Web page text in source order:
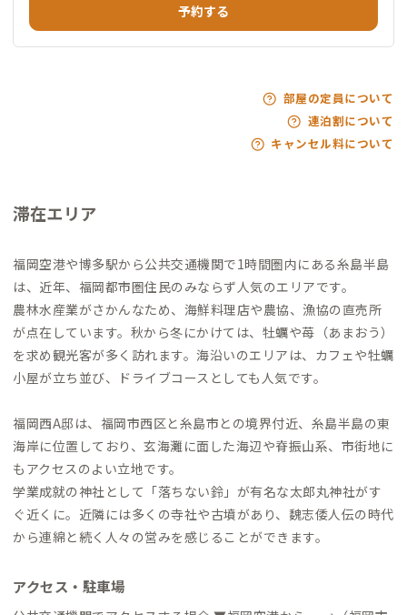
予約する
部屋の定員について
連泊割について
キャンセル料について
滞在エリア
福岡空港や博多駅から公共交通機関で1時間圏内にある糸島半島
は、近年、福岡都市圏住民のみならず人気のエリアです。
農林水産業がさかんなため、海鮮料理店や農協、漁協の直売所
が点在しています。秋から冬にかけては、牡蠣や苺（あまおう）
を求め観光客が多く訪れます。海沿いのエリアは、カフェや牡蠣
小屋が立ち並び、ドライブコースとしても人気です。
福岡西A邸は、福岡市西区と糸島市との境界付近、糸島半島の東
海岸に位置しており、玄海灘に面した海辺や脊振山系、市街地に
もアクセスのよい立地です。
学業成就の神社として「落ちない鈴」が有名な太郎丸神社がす
ぐ近くに。近隣には多くの寺社や古墳があり、魏志倭人伝の時代
から連綿と続く人々の営みを感じることができます。
アクセス・駐車場